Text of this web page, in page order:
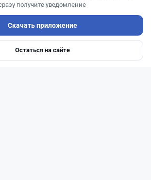
Ипотеки Авто
получите уведомление
Скачать приложение
Остаться на сайте